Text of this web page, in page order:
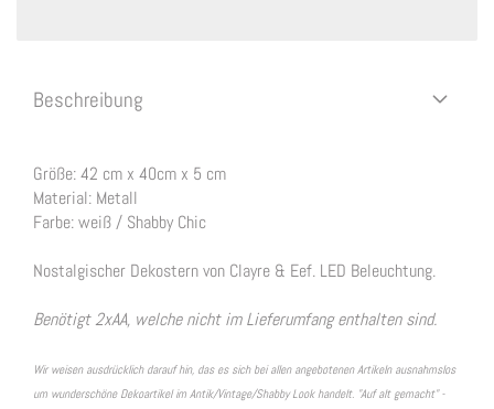
Beschreibung
Größe: 42 cm x 40cm x 5 cm
Material: Metall
Farbe: weiß / Shabby Chic
Nostalgischer Dekostern von Clayre & Eef. LED Beleuchtung.
Benötigt 2xAA, welche nicht im Lieferumfang enthalten sind.
Wir weisen ausdrücklich darauf hin, das es sich bei allen angebotenen Artikeln ausnahmslos
um wunderschöne Dekoartikel im Antik/Vintage/Shabby Look handelt. "Auf alt gemacht" -